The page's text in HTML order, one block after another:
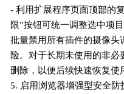
- 利用扩展程序页面顶部的
限”按钮可统一调整选中项
批量禁用所有插件的摄像头
险。对于长期未使用的非
删除，以便后续快速恢复使
5. 启用浏览器增强型安全防